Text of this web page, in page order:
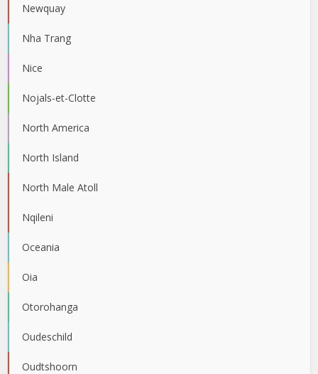
Newquay
Nha Trang
Nice
Nojals-et-Clotte
North America
North Island
North Male Atoll
Nqileni
Oceania
Oia
Otorohanga
Oudeschild
Oudtshoorn